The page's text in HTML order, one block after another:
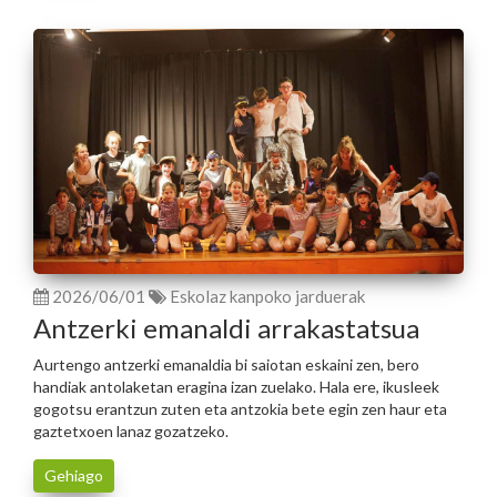
2026/06/01 Eskolaz kanpoko jarduerak
Antzerki emanaldi arrakastatsua
Aurtengo antzerki emanaldia bi saiotan eskaini zen, bero
handiak antolaketan eragina izan zuelako. Hala ere, ikusleek
gogotsu erantzun zuten eta antzokia bete egin zen haur eta
gaztetxoen lanaz gozatzeko.
Gehiago